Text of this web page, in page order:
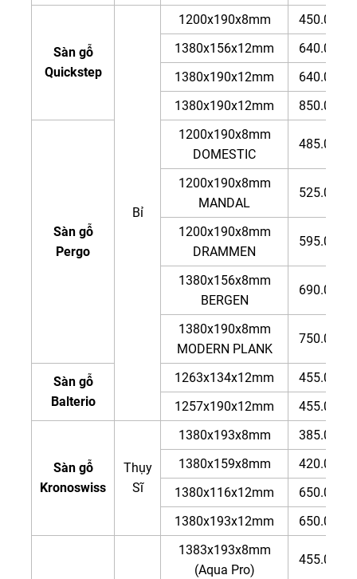
Sàn gỗ
Quickstep
Bỉ
1200x190x8mm
450.000đ
1380x156x12mm
640.000đ
1380x190x12mm
640.000đ
1380x190x12mm
850.000đ
Sàn gỗ
Pergo
1200x190x8mm
DOMESTIC
485.000đ
1200x190x8mm
MANDAL
525.000đ
1200x190x8mm
DRAMMEN
595.000đ
1380x156x8mm
BERGEN
690.000đ
1380x190x8mm
MODERN PLANK
750.000đ
Sàn gỗ
Balterio
1263x134x12mm
455.000đ
1257x190x12mm
455.000đ
Sàn gỗ
Kronoswiss
Thụy
Sĩ
1380x193x8mm
385.000đ
1380x159x8mm
420.000đ
1380x116x12mm
650.000đ
1380x193x12mm
650.000đ
1383x193x8mm
(Aqua Pro)
455.000đ